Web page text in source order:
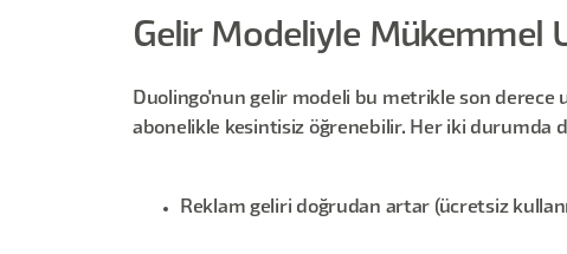
Gelir Modeliyle Mükemmel
Duolingo'nun gelir modeli bu metrikle son derece
abonelikle kesintisiz öğrenebilir. Her iki durumda
Reklam geliri doğrudan artar (ücretsiz